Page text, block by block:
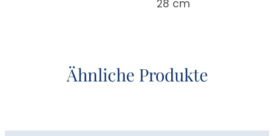
28 cm
Ähnliche Produkte